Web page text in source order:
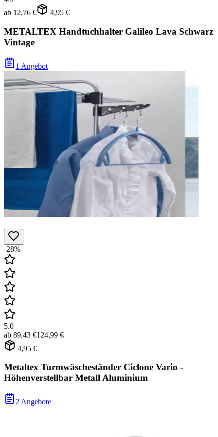
ab 12,76 € 4,95 €
METALTEX Handtuchhalter Galileo Lava Schwarz
Vintage
1 Angebot
-28%
5.0
ab 89,43 €124,99 €
4,95 €
Metaltex Turmwäscheständer Ciclone Vario -
Höhenverstellbar Metall Aluminium
2 Angebote